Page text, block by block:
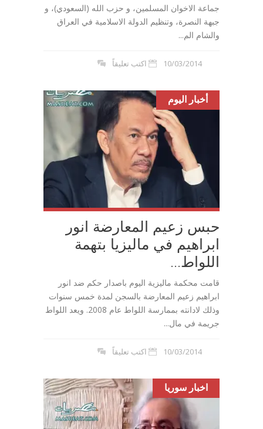
جماعة الاخوان المسلمين، و حزب الله (السعودي)، و
جبهة النصرة، وتنظيم الدولة الاسلامية في العراق
والشام الم...
10/03/2014 اكتب تعليقاً
أخبار اليوم
حبس زعيم المعارضة انور
ابراهيم في ماليزيا بتهمة
اللواط...
قامت محكمة ماليزية اليوم باصدار حكم ضد انور
ابراهيم زعيم المعارضة بالسجن لمدة خمس سنوات
وذلك لادانته بممارسة اللواط عام 2008. ويعد اللواط
جريمة في مال...
10/03/2014 اكتب تعليقاً
اخبار سوريا